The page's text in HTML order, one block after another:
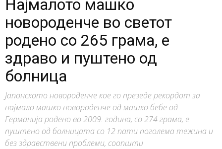
Најмалото машко
новороденче во светот
родено со 265 грама, е
здраво и пуштено од
болница
Јапонското новороденче кое го презеде рекордот за
најмало машко новороденче од машко бебе од
Германија родено во 2009. година, со 274 грама, е
пуштено од болницата со 12 пати поголема тежина и
без здравствени проблеми, соопшти